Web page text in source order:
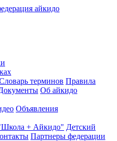
терминов Правила
Об айкидо
Объявления
+ Айкидо" Детский
Партнеры федерации